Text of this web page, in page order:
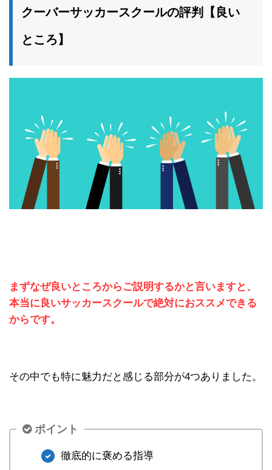
クーバーサッカースクールの評判【良い
ところ】
まずなぜ良いところからご説明するかと言いますと、
本当に良いサッカースクールで絶対におススメできる
からです。
その中でも特に魅力だと感じる部分が4つありました。
ポイント
徹底的に褒める指導